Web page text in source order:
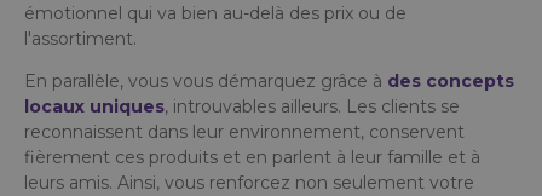
émotionnel qui va bien au-delà des prix ou de
l'assortiment.
En parallèle, vous vous démarquez grâce à des concepts
locaux uniques, introuvables ailleurs. Les clients se
reconnaissent dans leur environnement, conservent
fièrement ces produits et en parlent à leur famille et à
leurs amis. Ainsi, vous renforcez non seulement votre